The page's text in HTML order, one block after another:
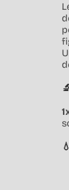
🔬
💧